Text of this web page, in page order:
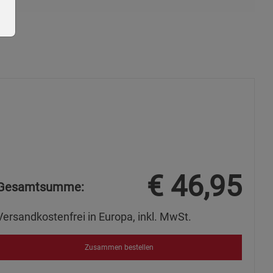
€ 46,95
in Europa, inkl. MwSt.
Zusammen bestellen